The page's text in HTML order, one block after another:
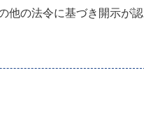
他の法令に基づき開示が認